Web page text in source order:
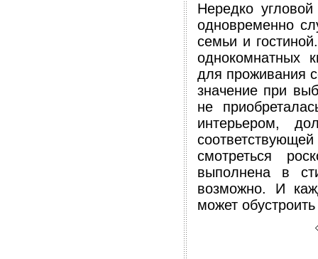
Нередко
одновременно
семьи и
однокомнатных
для проживания
значение при
не
интерьером,
смотреться
выполнена в
возможно. И
может